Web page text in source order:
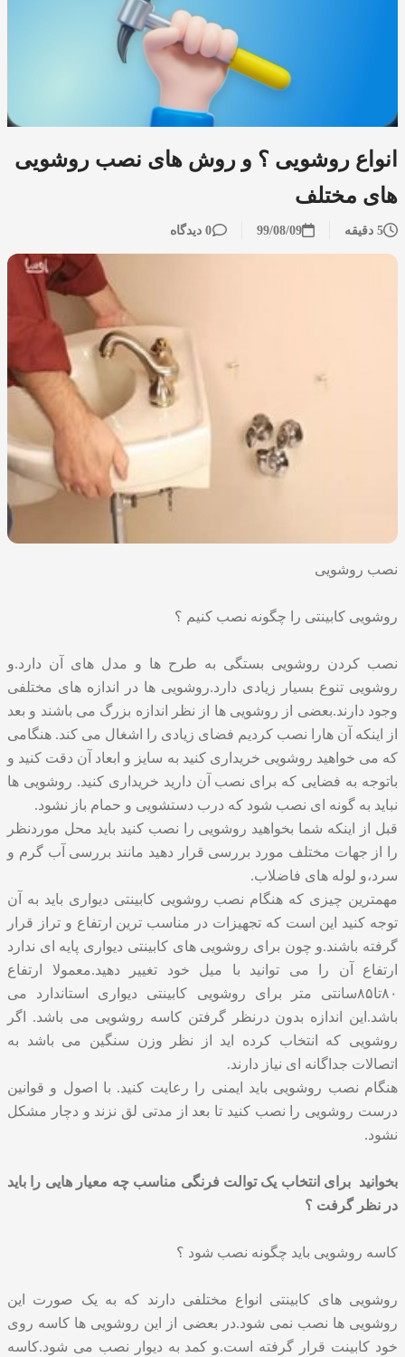
انواع روشویی ؟ و روش های نصب روشویی
های مختلف
5 دقیقه 99/08/09 0 دیدگاه
نصب روشویی
روشویی کابینتی را چگونه نصب کنیم ؟
نصب کردن روشویی بستگی به طرح ها و مدل های آن دارد.و
روشویی تنوع بسیار زیادی دارد.روشویی ها در اندازه های مختلفی
وجود دارند.بعضی از روشویی ها از نظر اندازه بزرگ می باشند و بعد
از اینکه آن هارا نصب کردیم فضای زیادی را اشغال می کند. هنگامی
که می خواهید روشویی خریداری کنید به سایز و ابعاد آن دقت کنید و
باتوجه به فضایی که برای نصب آن دارید خریداری کنید. روشویی ها
نباید به گونه ای نصب شود که درب دستشویی و حمام باز نشود.
قبل از اینکه شما بخواهید روشویی را نصب کنید باید محل موردنظر
را از جهات مختلف مورد بررسی قرار دهید مانند بررسی آب گرم و
سرد،و لوله های فاضلاب.
مهمترین چیزی که هنگام نصب روشویی کابینتی دیواری باید به آن
توجه کنید این است که تجهیزات در مناسب ترین ارتفاع و تراز قرار
گرفته باشند.و چون برای روشویی های کابینتی دیواری پایه ای ندارد
ارتفاع آن را می توانید با میل خود تغییر دهید.معمولا ارتفاع
۸۰تا۸۵سانتی متر برای روشویی کابینتی دیواری استاندارد می
باشد.این اندازه بدون درنظر گرفتن کاسه روشویی می باشد. اگر
روشویی که انتخاب کرده اید از نظر وزن سنگین می باشد به
اتصالات جداگانه ای نیاز دارند.
هنگام نصب روشویی باید ایمنی را رعایت کنید. با اصول و قوانین
درست روشویی را نصب کنید تا بعد از مدتی لق نزند و دچار مشکل
نشود.
بخوانید برای انتخاب یک توالت فرنگی مناسب چه معیار هایی را باید
در نظر گرفت ؟
کاسه روشویی باید چگونه نصب شود ؟
روشویی های کابینتی انواع مختلفی دارند که به یک صورت این
روشویی ها نصب نمی شود.در بعضی از این روشویی ها کاسه روی
خود کابینت قرار گرفته است.و کمد به دیوار نصب می شود.کاسه